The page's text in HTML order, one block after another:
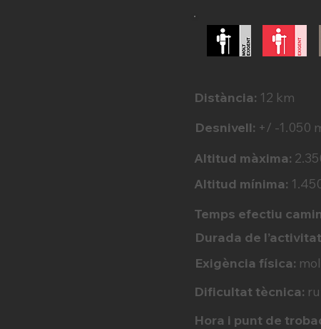
Distància: 12 km
Desnivell: +/ -1.050
Altitud màxima:
Altitud mínima:
Temps efectiu
Durada de
Exigència física:
Dificultat tècnica:
Hora i punt de